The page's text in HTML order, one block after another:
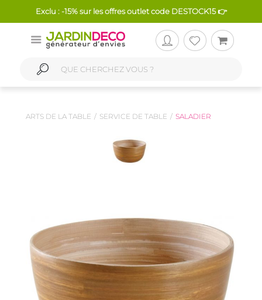
Exclu : -15% sur les offres outlet code DESTOCK15 👉
ARTS DE LA TABLE SERVICE DE TABLE SALADIER